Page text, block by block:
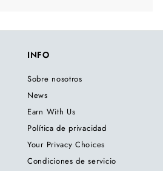
INFO
Sobre nosotros
News
Earn With Us
Política de privacidad
Your Privacy Choices
Condiciones de servicio